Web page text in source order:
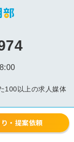
・提案依頼
100以上の求人媒体
京本社、近畿関西